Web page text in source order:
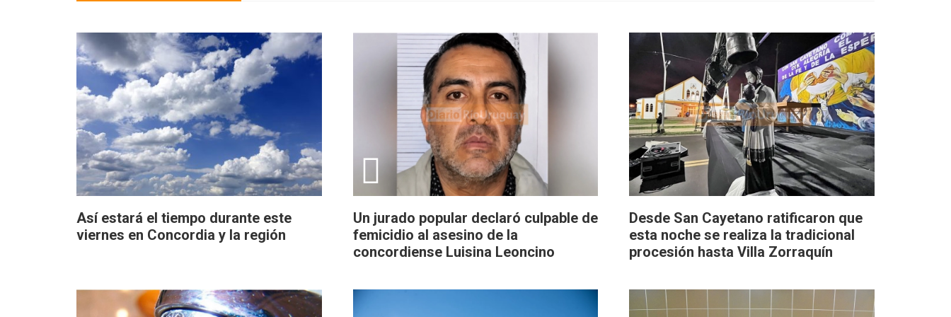
Así estará el tiempo durante este
viernes en Concordia y la región
Un jurado popular declaró culpable de
femicidio al asesino de la
concordiense Luisina Leoncino
Desde San Cayetano ratificaron que
esta noche se realiza la tradicional
procesión hasta Villa Zorraquín